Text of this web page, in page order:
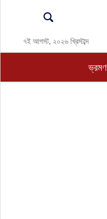
৭ই আগস্ট, ২০২৬ খ্রিস্টাব্দ
ভ্রমণ